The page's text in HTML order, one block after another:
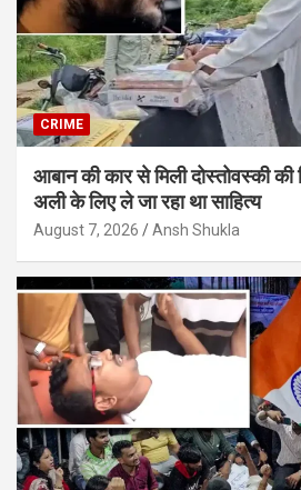
CRIME
आबान की कार से मिली दोस्तोवस्की
अली के लिए ले जा रहा था साहित्य
August 7, 2026 Ansh Shukla